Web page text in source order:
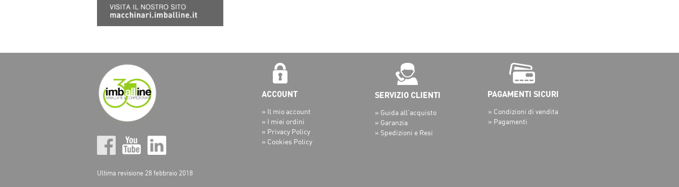
Ultima revisione 28 febbraio 2018
» Il mio account
» I miei ordini
» Privacy Policy
» Cookies Policy
» Guida all’acquisto
» Garanzia
» Spedizioni e Resi
» Condizioni di vendita
» Pagamenti